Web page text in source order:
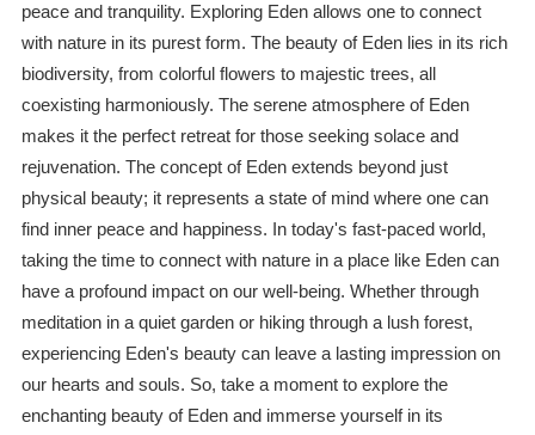
peace and tranquility. Exploring Eden allows one to connect
with nature in its purest form. The beauty of Eden lies in its rich
biodiversity, from colorful flowers to majestic trees, all
coexisting harmoniously. The serene atmosphere of Eden
makes it the perfect retreat for those seeking solace and
rejuvenation. The concept of Eden extends beyond just
physical beauty; it represents a state of mind where one can
find inner peace and happiness. In today's fast-paced world,
taking the time to connect with nature in a place like Eden can
have a profound impact on our well-being. Whether through
meditation in a quiet garden or hiking through a lush forest,
experiencing Eden's beauty can leave a lasting impression on
our hearts and souls. So, take a moment to explore the
enchanting beauty of Eden and immerse yourself in its